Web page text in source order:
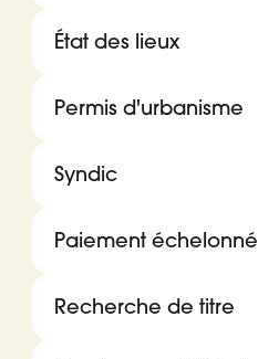
État des lieux
Permis d'urbanisme
Syndic
Paiement échelonné
Recherche de titre